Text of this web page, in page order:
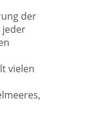
der
jeder
vielen